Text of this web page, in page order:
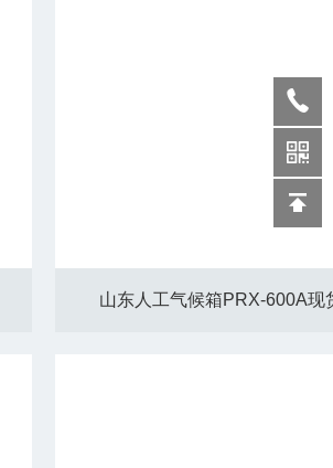
山东人工气候箱PRX-600A现